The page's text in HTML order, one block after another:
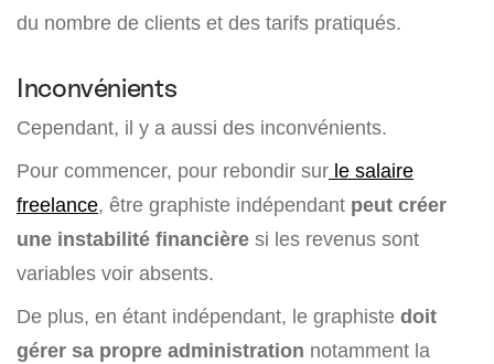
du nombre de clients et des tarifs pratiqués.
Inconvénients
Cependant, il y a aussi des inconvénients.
Pour commencer, pour rebondir sur le salaire
freelance, être graphiste indépendant peut créer
une instabilité financière si les revenus sont
variables voir absents.
De plus, en étant indépendant, le graphiste doit
gérer sa propre administration notamment la